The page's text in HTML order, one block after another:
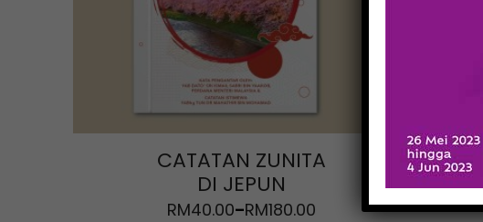
CATATAN ZUNITA
DI JEPUN
RM40.00–RM180.00